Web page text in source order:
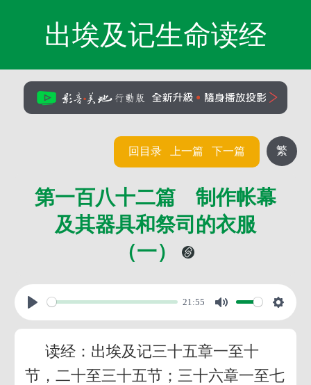
出埃及记生命读经
繁
回目录 上一篇 下一篇
第一百八十二篇 制作帐幕
及其器具和祭司的衣服
（一）
21:55
读经：出埃及记三十五章一至十
节，二十至三十五节；三十六章一至七